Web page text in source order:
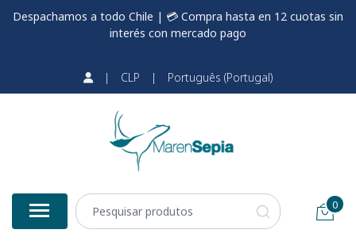
Despachamos a todo Chile | 💳 Compra hasta en 12 cuotas sin
interés con mercado pago
| CLP | Português (Portugal)
0